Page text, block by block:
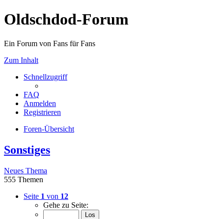
Oldschdod-Forum
Ein Forum von Fans für Fans
Zum Inhalt
Schnellzugriff
FAQ
Anmelden
Registrieren
Foren-Übersicht
Sonstiges
Neues Thema
555 Themen
Seite 1 von 12
Gehe zu Seite: